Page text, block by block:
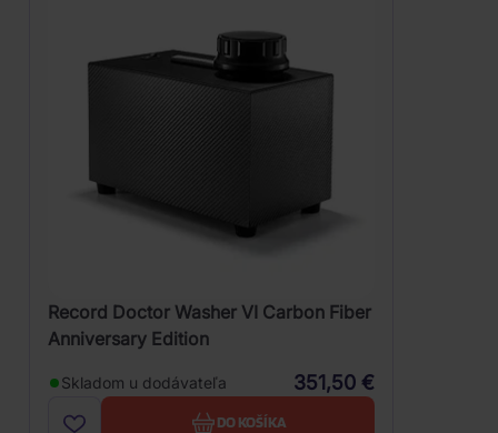
Record Doctor Washer VI Carbon Fiber
Anniversary Edition
Skladom u dodávateľa 351,50 €
DO KOŠÍKA